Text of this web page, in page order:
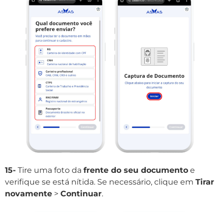
15- Tire uma foto da frente do seu documento e
verifique se está nítida. Se necessário, clique em Tirar
novamente > Continuar.